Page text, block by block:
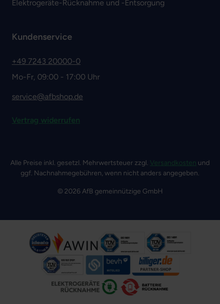
Elektrogeräte-Rücknahme und -Entsorgung
Kundenservice
+49 7243 20000-0
Mo-Fr, 09:00 - 17:00 Uhr
service@afbshop.de
Vertrag widerrufen
Alle Preise inkl. gesetzl. Mehrwertsteuer zzgl. Versandkosten und
ggf. Nachnahmegebühren, wenn nicht anders angegeben.
© 2026 AfB gemeinnützige GmbH